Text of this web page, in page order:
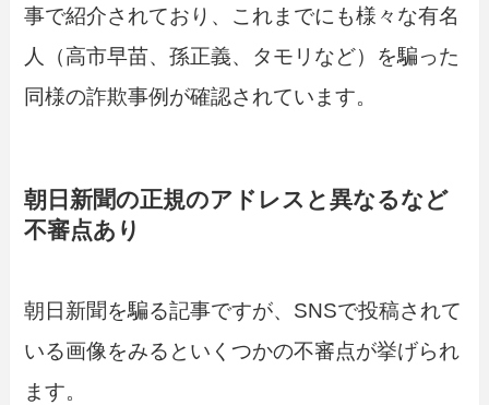
事で紹介されており、これまでにも様々な有名
人（高市早苗、孫正義、タモリなど）を騙った
同様の詐欺事例が確認されています。
朝日新聞の正規のアドレスと異なるなど
不審点あり
朝日新聞を騙る記事ですが、SNSで投稿されて
いる画像をみるといくつかの不審点が挙げられ
ます。